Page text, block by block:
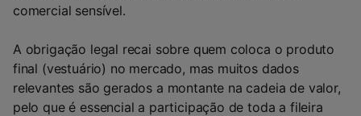
comercial sensível.
A obrigação legal recai sobre quem coloca o produto
final (vestuário) no mercado, mas muitos dados
relevantes são gerados a montante na cadeia de valor,
pelo que é essencial a participação de toda a fileira